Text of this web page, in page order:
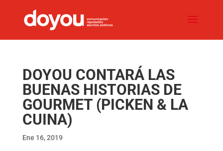
DOYOU CONTARÁ LAS
BUENAS HISTORIAS DE
GOURMET (PICKEN & LA
CUINA)
Ene 16, 2019